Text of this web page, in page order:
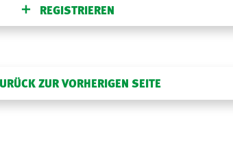
REGISTRIEREN
ZUR VORHERIGEN SEITE